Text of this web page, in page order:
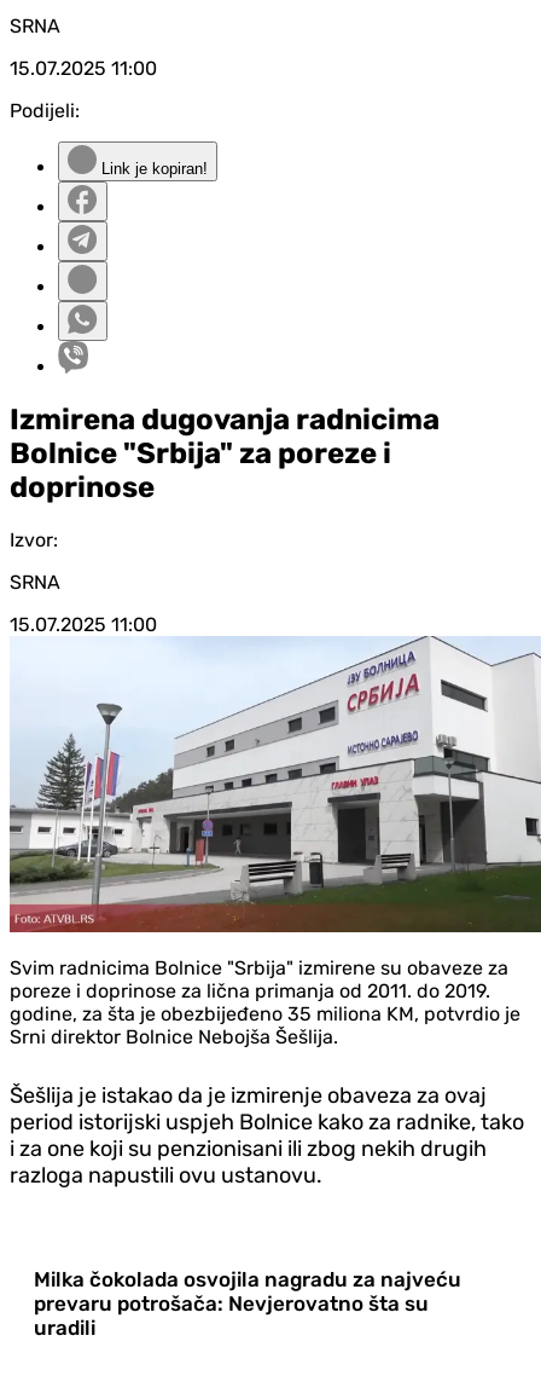
SRNA
15.07.2025 11:00
Podijeli:
Link je kopiran!
Izmirena dugovanja radnicima
Bolnice "Srbija" za poreze i
doprinose
Izvor:
SRNA
15.07.2025 11:00
Svim radnicima Bolnice "Srbija" izmirene su obaveze za
poreze i doprinose za lična primanja od 2011. do 2019.
godine, za šta je obezbijeđeno 35 miliona KM, potvrdio je
Srni direktor Bolnice Nebojša Šešlija.
Šešlija je istakao da je izmirenje obaveza za ovaj
period istorijski uspjeh Bolnice kako za radnike, tako
i za one koji su penzionisani ili zbog nekih drugih
razloga napustili ovu ustanovu.
Milka čokolada osvojila nagradu za najveću
prevaru potrošača: Nevjerovatno šta su
uradili